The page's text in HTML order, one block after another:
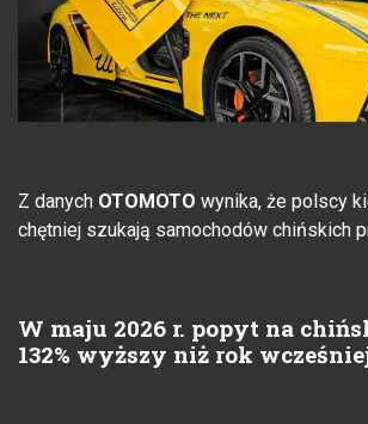
Z danych OTOMOTO wynika, że polscy
chętniej szukają samochodów chińskich
W maju 2026 r. popyt na
132% wyższy niż rok